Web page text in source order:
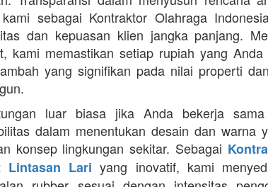
sebagai Kontraktor Olahraga
dan kepuasan klien jangka panjang.
kami memastikan setiap rupiah yang Anda
yang signifikan pada nilai properti
luar biasa jika Anda bekerja
dalam menentukan desain dan warna
konsep lingkungan sekitar. Sebagai
Lintasan Lari yang inovatif, kami